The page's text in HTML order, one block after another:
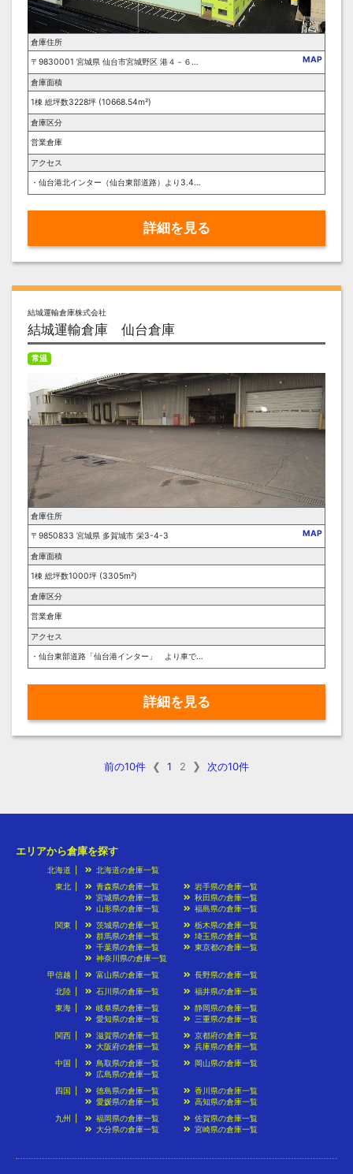
倉庫住所
〒9830001 宮城県 仙台市宮城野区 港４－６－６
MAP
倉庫面積
1棟 総坪数3228坪 (10668.54m²)
倉庫区分
営業倉庫
アクセス
・仙台港北インター（仙台東部道路）より3.4ｋｍ ・多賀城駅（JR仙石線）より3km
詳細を見る
結城運輸倉庫株式会社
結城運輸倉庫 仙台倉庫
常温
倉庫住所
〒9850833 宮城県 多賀城市 栄3-4-3
MAP
倉庫面積
1棟 総坪数1000坪 (3305m²)
倉庫区分
営業倉庫
アクセス
・仙台東部道路「仙台港インター」 より車で１０分 ・仙台東部道路「仙台港北インター」より車で１０分
詳細を見る
前の10件 1 2 次の10件
エリアから倉庫を探す
北海道
北海道の倉庫一覧
東北
青森県の倉庫一覧
岩手県の倉庫一覧
宮城県の倉庫一覧
秋田県の倉庫一覧
山形県の倉庫一覧
福島県の倉庫一覧
関東
茨城県の倉庫一覧
栃木県の倉庫一覧
群馬県の倉庫一覧
埼玉県の倉庫一覧
千葉県の倉庫一覧
東京都の倉庫一覧
神奈川県の倉庫一覧
甲信越
富山県の倉庫一覧
長野県の倉庫一覧
北陸
石川県の倉庫一覧
福井県の倉庫一覧
東海
岐阜県の倉庫一覧
静岡県の倉庫一覧
愛知県の倉庫一覧
三重県の倉庫一覧
関西
滋賀県の倉庫一覧
京都府の倉庫一覧
大阪府の倉庫一覧
兵庫県の倉庫一覧
中国
鳥取県の倉庫一覧
岡山県の倉庫一覧
広島県の倉庫一覧
四国
徳島県の倉庫一覧
香川県の倉庫一覧
愛媛県の倉庫一覧
高知県の倉庫一覧
九州
福岡県の倉庫一覧
佐賀県の倉庫一覧
大分県の倉庫一覧
宮崎県の倉庫一覧